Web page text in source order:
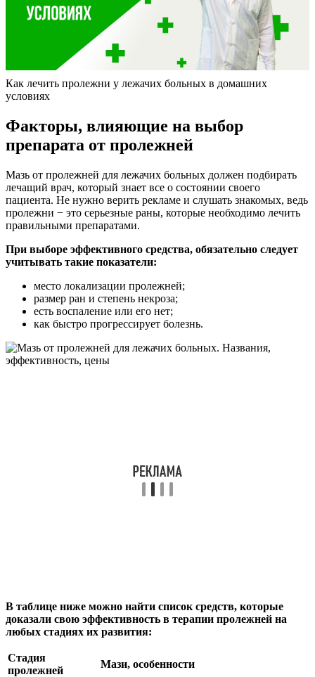
Как лечить пролежни у лежачих больных в домашних
условиях
Факторы, влияющие на выбор
препарата от пролежней
Мазь от пролежней для лежачих больных должен подбирать
лечащий врач, который знает все о состоянии своего
пациента. Не нужно верить рекламе и слушать знакомых, ведь
пролежни − это серьезные раны, которые необходимо лечить
правильными препаратами.
При выборе эффективного средства, обязательно следует
учитывать такие показатели:
место локализации пролежней;
размер ран и степень некроза;
есть воспаление или его нет;
как быстро прогрессирует болезнь.
В таблице ниже можно найти список средств, которые
доказали свою эффективность в терапии пролежней на
любых стадиях их развития:
Стадия
пролежней
Мази, особенности